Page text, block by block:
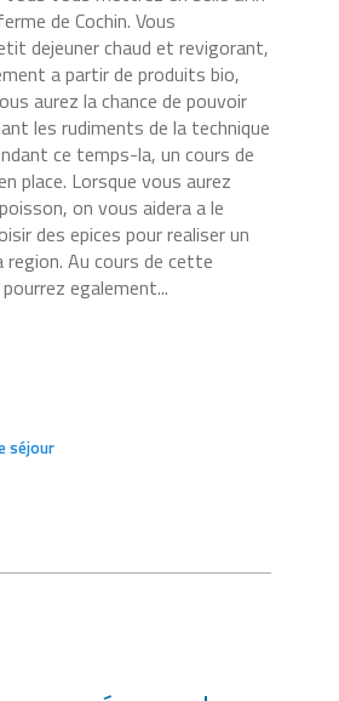
de Cochin. Vous
dejeuner chaud et revigorant,
a partir de produits bio,
aurez la chance de pouvoir
les rudiments de la technique
ce temps-la, un cours de
place. Lorsque vous aurez
on vous aidera a le
des epices pour realiser un
Au cours de cette
egalement...
séjour